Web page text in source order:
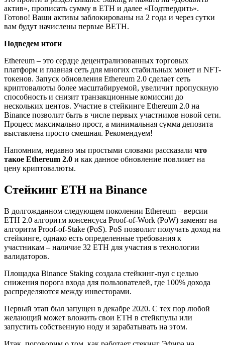
актив», прописать сумму в ETH и далее «Подтвердить».
Готово! Ваши активы заблокированы на 2 года и через сутки
вам будут начислены первые BETH.
Подведем итоги
Ethereum – это сердце децентрализованных торговых
платформ и главная сеть для многих стабильных монет и NFT-
токенов. Запуск обновления Ethereum 2.0 сделает сеть
криптовалюты более масштабируемой, увеличит пропускную
способность и снизит транзакционные комиссии до
нескольких центов. Участие в стейкинге Ethereum 2.0 на
Binance позволит быть в числе первых участников новой сети.
Процесс максимально прост, а минимальная сумма депозита
выставлена просто смешная. Рекомендуем!
Напомним, недавно мы простыми словами рассказали что
такое Ethereum 2.0 и как данное обновление повлияет на
цену криптовалюты.
Стейкинг ETH на Binance
В долгожданном следующем поколении Ethereum – версии
ETH 2.0 алгоритм консенсуса Proof-of-Work (PoW) заменят на
алгоритм Proof-of-Stake (PoS). PoS позволит получать доход на
стейкинге, однако есть определенные требования к
участникам – наличие 32 ETH для участия в технологии
валидаторов.
Площадка Binance Staking создала стейкинг-пул с целью
снижения порога входа для пользователей, где 100% дохода
распределяются между инвесторами.
Первый этап был запущен в декабре 2020. С тех пор любой
желающий может вложить свои ETH в стейкпулы или
запустить собственную ноду и зарабатывать на этом.